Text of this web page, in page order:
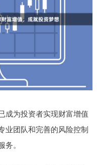
成为投资者实现财富增值
业团队和完善的风险控制
。